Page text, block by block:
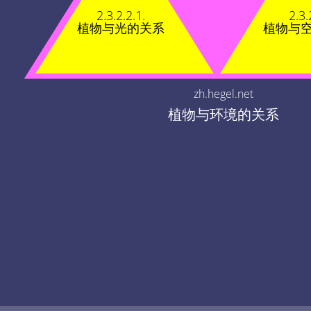
2.3.2.2.1.
植物与光的关系 植物与
zh.hegel.net
植物与环境的关系